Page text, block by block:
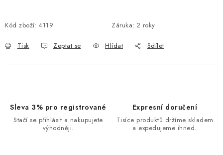
Kód zboží: 4119 Záruka: 2 roky
Tisk Zeptat se Hlídat Sdílet
Sleva 3% pro registrované
Stačí se přihlásit a nakupujete
výhodněji.
Expresní doručení
Tisíce produktů držíme skladem
a expedujeme ihned.